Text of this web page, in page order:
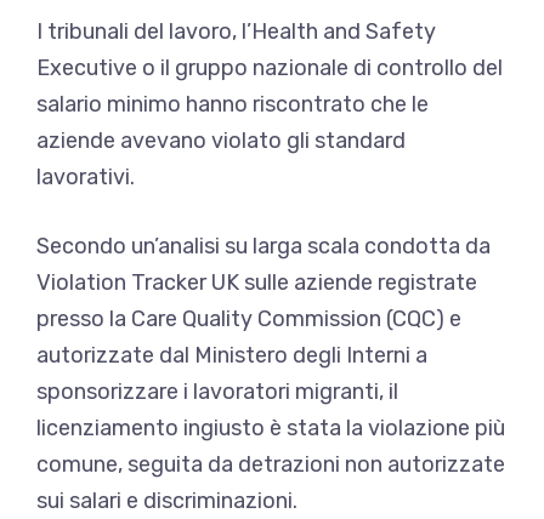
I tribunali del lavoro, l’Health and Safety
Executive o il gruppo nazionale di controllo del
salario minimo hanno riscontrato che le
aziende avevano violato gli standard
lavorativi.
Secondo un’analisi su larga scala condotta da
Violation Tracker UK sulle aziende registrate
presso la Care Quality Commission (CQC) e
autorizzate dal Ministero degli Interni a
sponsorizzare i lavoratori migranti, il
licenziamento ingiusto è stata la violazione più
comune, seguita da detrazioni non autorizzate
sui salari e discriminazioni.